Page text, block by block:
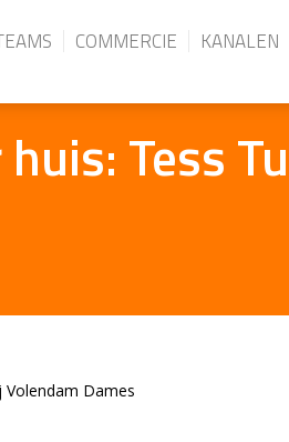
COMMERCIE KANALEN
Tess
Volendam Dames